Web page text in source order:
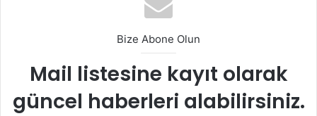
Bize Abone Olun
Mail listesine kayıt olarak
güncel haberleri alabilirsiniz.